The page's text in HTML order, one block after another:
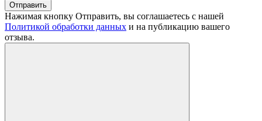
Отправить
Нажимая кнопку Отправить, вы соглашаетесь с нашей
Политикой обработки данных и на публикацию вашего
отзыва.